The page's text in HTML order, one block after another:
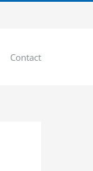
Contact